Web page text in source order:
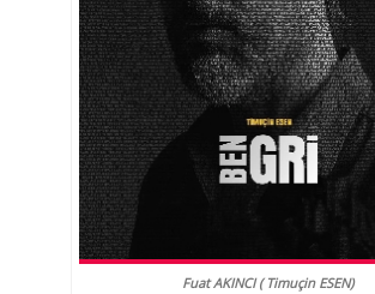
Fuat AKINCI ( Timuçin ESEN)